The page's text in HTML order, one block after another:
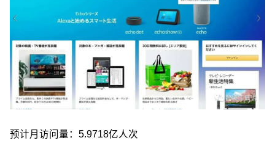
预计月访问量：5.9718亿人次